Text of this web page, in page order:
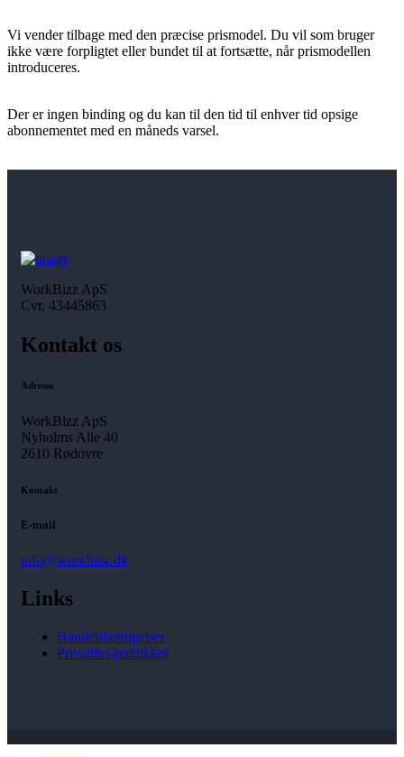
Vi vender tilbage med den præcise prismodel. Du vil som bruger
ikke være forpligtet eller bundet til at fortsætte, når prismodellen
introduceres.
Der er ingen binding og du kan til den tid til enhver tid opsige
abonnementet med en måneds varsel.
WorkBizz ApS
Cvr. 43445863
Kontakt os
Adresse
WorkBizz ApS
Nyholms Alle 40
2610 Rødovre
Kontakt
E-mail
info@workbizz.dk
Links
Handelsbetingelser
Privatlivs-politikker